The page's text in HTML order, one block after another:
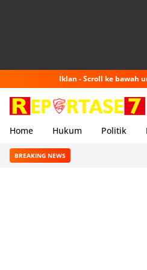
Iklan - Scroll ke bawah
Home Hukum Politik
BREAKING NEWS